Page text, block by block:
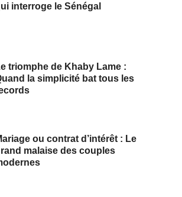
interroge le Sénégal
triomphe de Khaby Lame :
la simplicité bat tous les
ou contrat d’intérêt : Le
malaise des couples